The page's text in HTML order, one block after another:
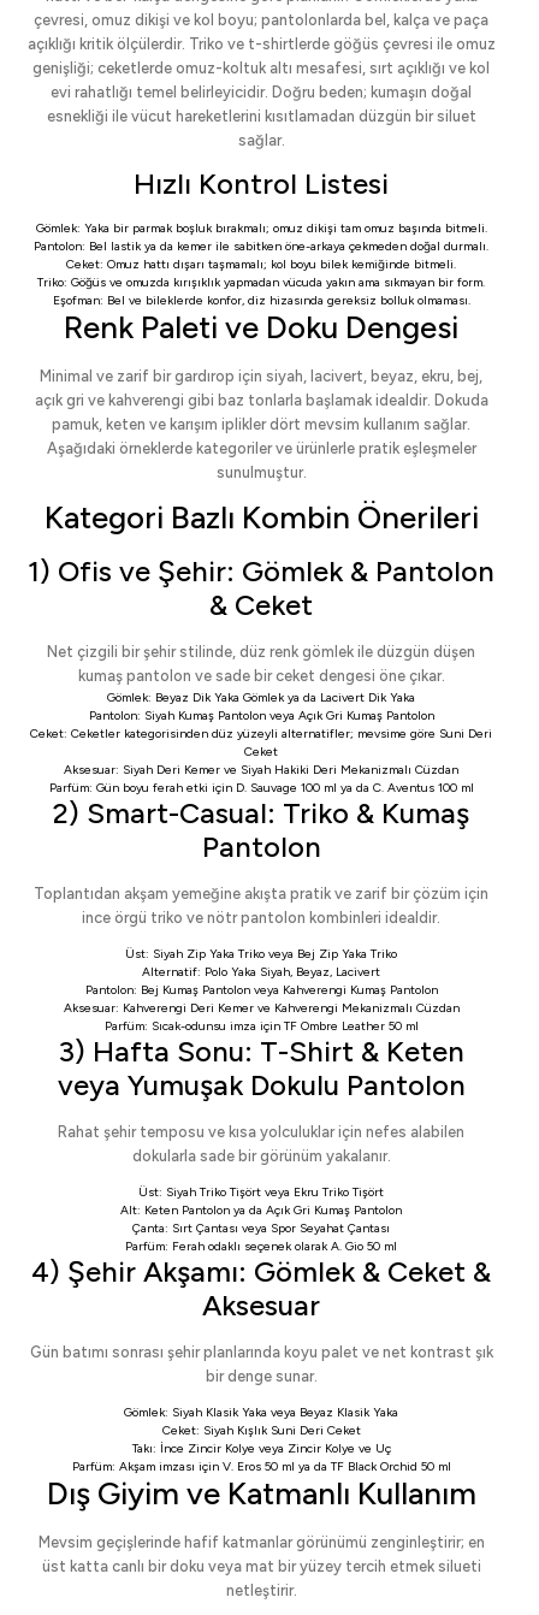
çevresi, omuz dikişi ve kol boyu; pantolonlarda bel, kalça ve paça
açıklığı kritik ölçülerdir. Triko ve t-shirtlerde göğüs çevresi ile omuz
genişliği; ceketlerde omuz-koltuk altı mesafesi, sırt açıklığı ve kol
evi rahatlığı temel belirleyicidir. Doğru beden; kumaşın doğal
esnekliği ile vücut hareketlerini kısıtlamadan düzgün bir siluet
sağlar.
Hızlı Kontrol Listesi
Gömlek: Yaka bir parmak boşluk bırakmalı; omuz dikişi tam omuz başında bitmeli.
Pantolon: Bel lastik ya da kemer ile sabitken öne-arkaya çekmeden doğal durmalı.
Ceket: Omuz hattı dışarı taşmamalı; kol boyu bilek kemiğinde bitmeli.
Triko: Göğüs ve omuzda kırışıklık yapmadan vücuda yakın ama sıkmayan bir form.
Eşofman: Bel ve bileklerde konfor, diz hizasında gereksiz bolluk olmaması.
Renk Paleti ve Doku Dengesi
Minimal ve zarif bir gardırop için siyah, lacivert, beyaz, ekru, bej,
açık gri ve kahverengi gibi baz tonlarla başlamak idealdir. Dokuda
pamuk, keten ve karışım iplikler dört mevsim kullanım sağlar.
Aşağıdaki örneklerde kategoriler ve ürünlerle pratik eşleşmeler
sunulmuştur.
Kategori Bazlı Kombin Önerileri
1) Ofis ve Şehir: Gömlek & Pantolon
& Ceket
Net çizgili bir şehir stilinde, düz renk gömlek ile düzgün düşen
kumaş pantolon ve sade bir ceket dengesi öne çıkar.
Gömlek: Beyaz Dik Yaka Gömlek ya da Lacivert Dik Yaka
Pantolon: Siyah Kumaş Pantolonveya Açık Gri Kumaş Pantolon
Ceket: Ceketler kategorisinden düz yüzeyli alternatifler; mevsime göre Suni Deri
Ceket
Aksesuar: Siyah Deri Kemer ve Siyah Hakiki Deri Mekanizmalı Cüzdan
Parfüm: Gün boyu ferah etki için D. Sauvage 100 ml ya da C. Aventus 100 ml
2) Smart-Casual: Triko & Kumaş
Pantolon
Toplantıdan akşam yemeğine akışta pratik ve zarif bir çözüm için
ince örgü triko ve nötr pantolon kombinleri idealdir.
Üst: Siyah Zip Yaka Triko veya Bej Zip Yaka Triko
Alternatif: Polo Yaka Siyah, Beyaz, Lacivert
Pantolon: Bej Kumaş Pantolonveya Kahverengi Kumaş Pantolon
Aksesuar: Kahverengi Deri Kemerve Kahverengi Mekanizmalı Cüzdan
Parfüm: Sıcak-odunsu imza içinTF Ombre Leather 50 ml
3) Hafta Sonu: T-Shirt & Keten
veya Yumuşak Dokulu Pantolon
Rahat şehir temposu ve kısa yolculuklar için nefes alabilen
dokularla sade bir görünüm yakalanır.
Üst: Siyah Triko Tişört veya Ekru Triko Tişört
Alt: Keten Pantolon ya da Açık Gri Kumaş Pantolon
Çanta: Sırt Çantası veya Spor Seyahat Çantası
Parfüm: Ferah odaklı seçenek olarak A. Gio 50 ml
4) Şehir Akşamı: Gömlek & Ceket &
Aksesuar
Gün batımı sonrası şehir planlarında koyu palet ve net kontrast şık
bir denge sunar.
Gömlek: Siyah Klasik Yaka veya Beyaz Klasik Yaka
Ceket: Siyah Kışlık Suni Deri Ceket
Takı: İnce Zincir Kolye veya Zincir Kolye ve Uç
Parfüm: Akşam imzası için V. Eros 50 ml ya daTF Black Orchid 50 ml
Dış Giyim ve Katmanlı Kullanım
Mevsim geçişlerinde hafif katmanlar görünümü zenginleştirir; en
üst katta canlı bir doku veya mat bir yüzey tercih etmek silueti
netleştirir.